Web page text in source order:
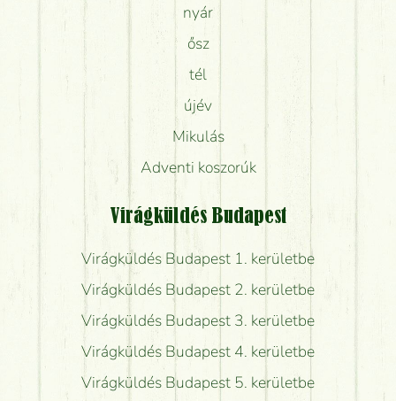
nyár
ősz
tél
újév
Mikulás
Adventi koszorúk
Virágküldés Budapest
Virágküldés Budapest 1. kerületbe
Virágküldés Budapest 2. kerületbe
Virágküldés Budapest 3. kerületbe
Virágküldés Budapest 4. kerületbe
Virágküldés Budapest 5. kerületbe